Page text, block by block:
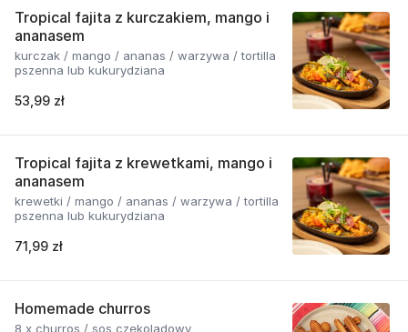
Tropical fajita z kurczakiem, mango i
ananasem
kurczak / mango / ananas / warzywa / tortilla
pszenna lub kukurydziana
53,99 zł
Tropical fajita z krewetkami, mango i
ananasem
krewetki / mango / ananas / warzywa / tortilla
pszenna lub kukurydziana
71,99 zł
Homemade churros
8 x churros / sos czekoladowy